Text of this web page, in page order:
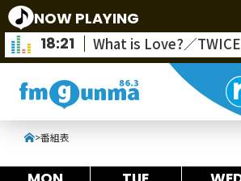
NOW PLAYING
18:21 What is Love?／TWICE
>番組表